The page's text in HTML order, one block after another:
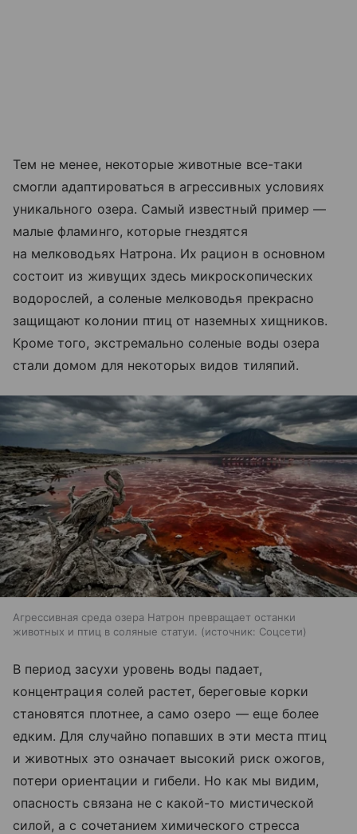
Тем не менее, некоторые животные все-таки
смогли адаптироваться в агрессивных условиях
уникального озера. Самый известный пример —
малые фламинго, которые гнездятся
на мелководьях Натрона. Их рацион в основном
состоит из живущих здесь микроскопических
водорослей, а соленые мелководья прекрасно
защищают колонии птиц от наземных хищников.
Кроме того, экстремально соленые воды озера
стали домом для некоторых видов тиляпий.
Агрессивная среда озера Натрон превращает останки
животных и птиц в соляные статуи.
источник: Соцсети
В период засухи уровень воды падает,
концентрация солей растет, береговые корки
становятся плотнее, а само озеро — еще более
едким. Для случайно попавших в эти места птиц
и животных это означает высокий риск ожогов,
потери ориентации и гибели. Но как мы видим,
опасность связана не с какой-то мистической
силой, а с сочетанием химического стресса